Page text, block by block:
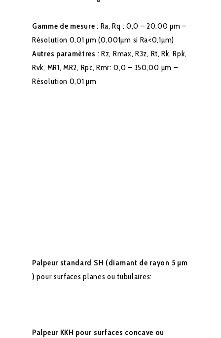
Gamme de mesure : Ra, Rq : 0,0 – 20,00 µm –
Résolution 0,01 µm (0,001µm si Ra<0,1µm)
Autres paramètres : Rz, Rmax, R3z, Rt, Rk, Rpk,
Rvk, MR1, MR2, Rpc, Rmr: 0,0 – 350,00 µm –
Résolution 0,01 µm
Palpeur standard SH (diamant de rayon 5 µm
)pour surfaces planes ou tubulaires:
Palpeur KKH pour surfaces concave ou